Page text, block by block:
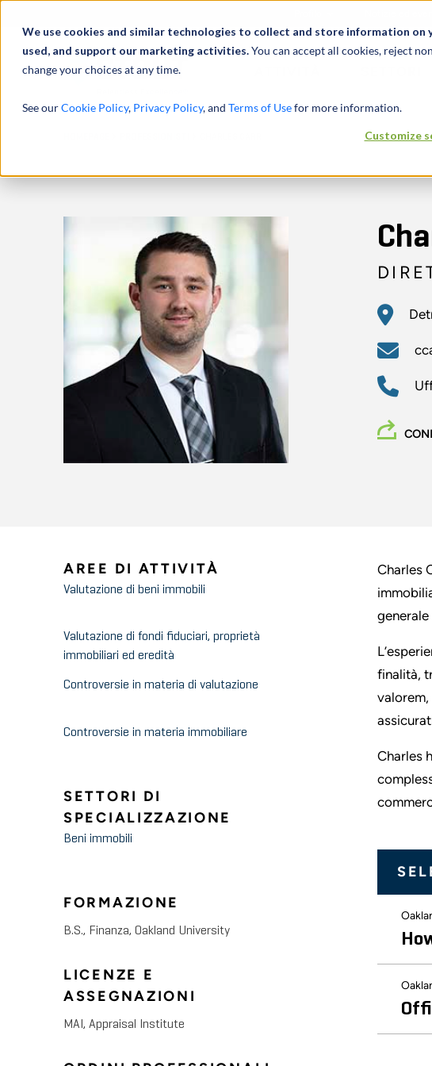
We use cookies and similar technologies to collect and store information
used, and support our marketing activities.You can accept all cookies, reject
change your choices at any time.
See ourCookie Policy, Privacy Policy, and Terms of Usefor more information.
Customize
Charles
finalità,
Charles
AREE DI ATTIVITÀ
Valutazione di beni immobili
Valutazione di fondi fiduciari, proprietà
immobiliari ed eredità
Controversie in materia di valutazione
Controversie in materia immobiliare
SETTORI DI
SPECIALIZZAZIONE
Beni immobili
FORMAZIONE
B.S., Finanza, Oakland University
LICENZE E
ASSEGNAZIONI
MAI, Appraisal Institute